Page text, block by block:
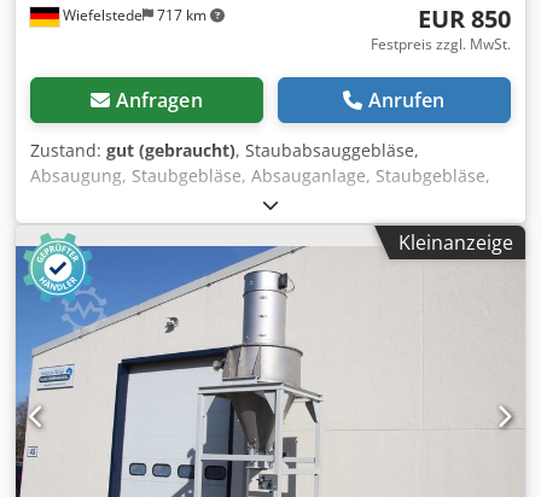
Wiefelstede 717 km EUR 850
Festpreis zzgl. MwSt.
Anfragen Anrufen
Zustand: gut (gebraucht), Staubabsauggebläse,
Absaugung, Staubgebläse, Absauganlage, Staubgebläse,
Staub-Absauggerät, Schweissrauchfilter,
Schweissrauchabsaugung, Rauchgassauglüfter,
Absaugfilteranlage Chodpfx Aksryalie Doa -
Hersteller:Oelde, Absauganlage Absaugfilteranlage Typ
Größe 16 -Luftleistung: 22 m³/min -Motor: 1,85 kW -
Drehzahl: 2890 U/min -Einzelkomponenten/en: siehe Fotos
-Abmessungen: 870/480/H1250 mm -Gewicht: 100 kg
Kleinanzeige